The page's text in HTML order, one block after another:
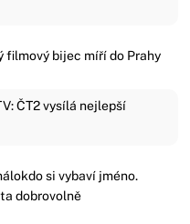
filmový bijec míří do Prahy
ČT2 vysílá nejlepší
si vybaví jméno.
dobrovolně